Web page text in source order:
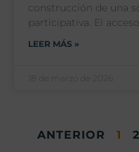
construcción de una
participativa. El acceso
LEER MÁS »
ANTERIOR 1 2